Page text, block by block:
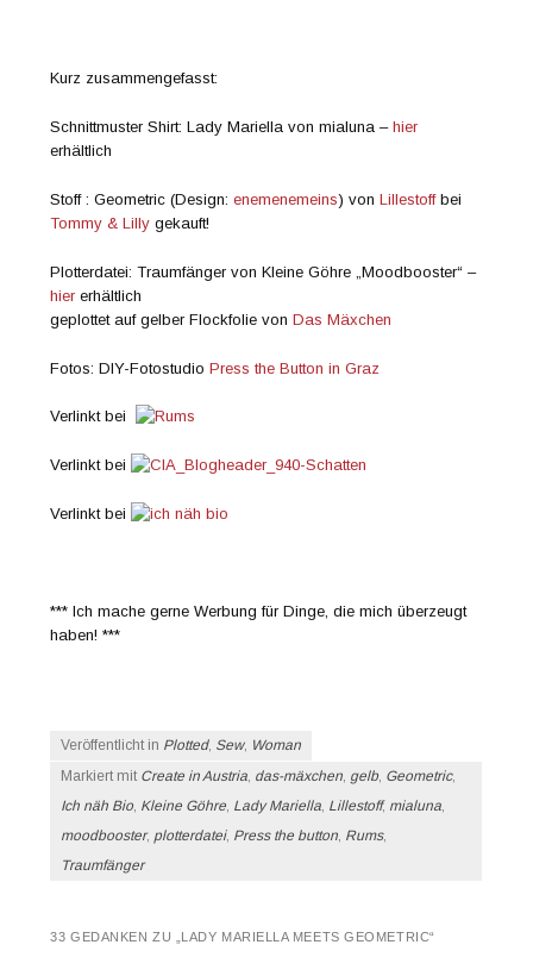
Kurz zusammengefasst:
Schnittmuster Shirt: Lady Mariella von mialuna –hier
erhältlich
Stoff : Geometric (Design:enemenemeins) vonLillestoffbei
Tommy & Lilly gekauft!
Plotterdatei: Traumfänger von Kleine Göhre „Moodbooster“ –
hier erhältlich
geplottet auf gelber Flockfolie vonDas Mäxchen
Fotos: DIY-FotostudioPress the Button in Graz
Verlinkt bei
Verlinkt bei
Verlinkt bei
*** Ich mache gerne Werbung für Dinge, die mich überzeugt
haben! ***
Veröffentlicht in Plotted, Sew, Woman
Markiert mit Create in Austria, das-mäxchen, gelb, Geometric,
Ich näh Bio, Kleine Göhre, Lady Mariella, Lillestoff, mialuna,
moodbooster, plotterdatei, Press the button, Rums,
Traumfänger
33 GEDANKEN ZU „ LADY MARIELLA MEETS GEOMETRIC“